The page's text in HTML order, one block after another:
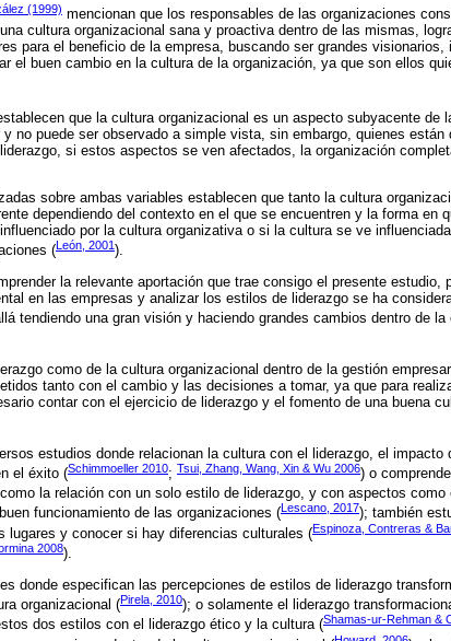
(1999) mencionan que los responsables de las organizaciones
cultura organizacional sana y proactiva dentro de las mismas,
para el beneficio de la empresa, buscando ser grandes visionarios,
el buen cambio en la cultura de la organización, ya que son ellos
que la cultura organizacional es un aspecto subyacente de
no puede ser observado a simple vista, sin embargo, quienes están
si estos aspectos se ven afectados, la organización
sobre ambas variables establecen que tanto la cultura
dependiendo del contexto en el que se encuentren y la forma en
por la cultura organizativa o si la cultura se ve
(León, 2001).
la relevante aportación que trae consigo el presente estudio,
en las empresas y analizar los estilos de liderazgo se ha
tendiendo una gran visión y haciendo grandes cambios dentro de la
como de la cultura organizacional dentro de la gestión
tanto con el cambio y las decisiones a tomar, ya que para
contar con el ejercicio de liderazgo y el fomento de una buena
estudios donde relacionan la cultura con el liderazgo, el impacto
el éxito (Schimmoeller 2010; Tsui, Zhang, Wang, Xin & Wu 2006) o
la relación con un solo estilo de liderazgo, y con aspectos como
funcionamiento de las organizaciones ( Lescano, 2017); también
lugares y conocer si hay diferencias culturales (Espinoza, Contreras &
2008).
donde especifican las percepciones de estilos de liderazgo
organizacional (Pirela, 2010); o solamente el liderazgo
dos estilos con el liderazgo ético y la cultura (Shamas-ur-Rehman &